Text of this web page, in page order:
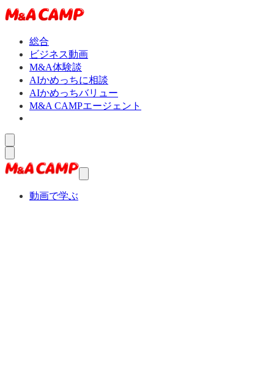
総合
ビジネス動画
M&A体験談
AIかめっちに相談
AIかめっちバリュー
M&A CAMPエージェント
動画で学ぶ